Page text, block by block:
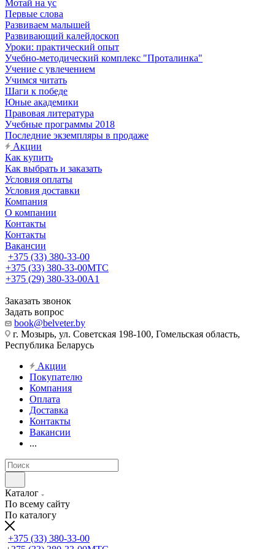
Мотай на ус
Первые слова
Развиваем малышей
Развивающий калейдоскоп
Уроки: практический опыт
Учебно-методический комплекс "Проталинка"
Учение с увлечением
Учимся читать
Шаги к победе
Юные академики
Правовая литература
Учебные программы 2018
Последние экземпляры в продаже
Акции
Как купить
Как выбрать и заказать
Условия оплаты
Условия доставки
Компания
О компании
Контакты
Контакты
Вакансии
+375 (33) 380-33-00
+375 (33) 380-33-00МТС
+375 (29) 380-33-00А1
Заказать звонок
Задать вопрос
book@belveter.by
г. Мозырь, ул. Советская 198-100, Гомельская область,
Республика Беларусь
Акции
Покупателю
Компания
Оплата
Доставка
Контакты
Вакансии
...
Каталог
По всему сайту
По каталогу
+375 (33) 380-33-00